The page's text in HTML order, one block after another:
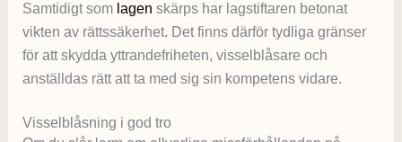
Samtidigt som lagen skärps har lagstiftaren betonat
vikten av rättssäkerhet. Det finns därför tydliga gränser
för att skydda yttrandefriheten, visselblåsare och
anställdas rätt att ta med sig sin kompetens vidare.
Visselblåsning i god tro